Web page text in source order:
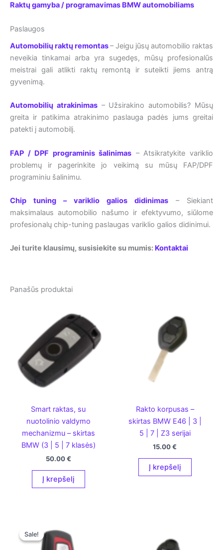
Raktų gamyba / programavimas BMW automobiliams
Paslaugos
Automobilių raktų remontas– Jeigu jūsų automobilio raktas
neveikia tinkamai arba yra sugedęs, mūsų profesionalūs
meistrai gali atlikti raktų remontą ir suteikti jiems antrą
gyvenimą.
Automobilių atrakinimas– Užsirakino automobilis? Mūsų
greita ir patikima atrakinimo paslauga padės jums greitai
patekti į automobilį.
FAP / DPF programinis šalinimas – Atsikratykite variklio
problemų ir pagerinkite jo veikimą su mūsų FAP/DPF
programiniu šalinimu.
Chip tuning – variklio galios didinimas – Siekiant
maksimalaus automobilio našumo ir efektyvumo, siūlome
profesionalų chip-tuning paslaugas variklio galios didinimui.
Jei turite klausimų, susisiekite su mumis: Kontaktai
Panašūs produktai
Smart raktas, su
nuotolinio valdymo
mechanizmu – skirtas
BMW (3 | 5 | 7 klasės)
50.00€
Į krepšelį
Rakto korpusas –
skirtas BMW E46 | 3 |
5 | 7 | Z3 serijai
15.00€
Į krepšelį
Sale!
Sale!